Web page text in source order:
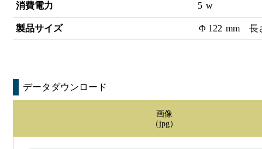
消費電力 5 w
製品サイズ Φ 122 mm 長
データダウンロード
画像
（jpg）